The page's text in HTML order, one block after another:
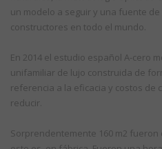
un modelo a seguir y una fuente
constructores en todo el mundo.
En 2014 el estudio español A-cero
unifamiliar de lujo construida de
referencia a la eficacia y costos de
reducir.
Sorprendentemente 160 m2